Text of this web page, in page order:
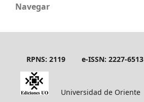
Navegar
RPNS: 2119 e-ISSN: 2227-6513
Universidad de Oriente